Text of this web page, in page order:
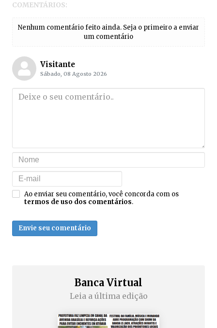
COMENTÁRIOS:
Nenhum comentário feito ainda. Seja o primeiro a enviar
um comentário
Visitante
Sábado, 08 Agosto 2026
Ao enviar seu comentário, você concorda com os
termos de uso dos comentários.
Envie seu comentário
Banca Virtual
Leia a última edição